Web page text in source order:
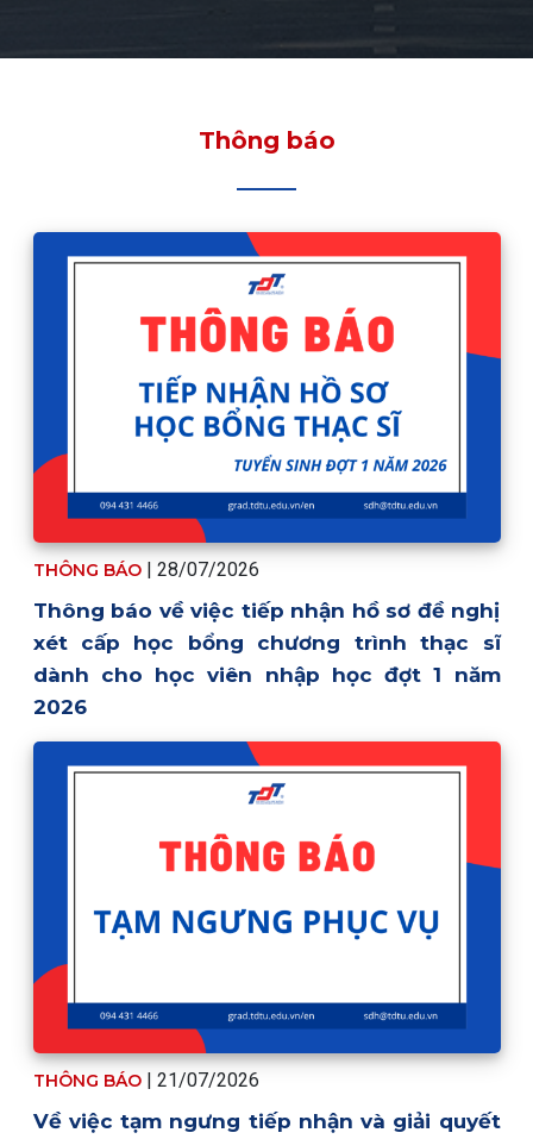
Thông báo
THÔNG BÁO | 28/07/2026
Thông báo về việc tiếp nhận hồ sơ đề nghị
xét cấp học bổng chương trình thạc sĩ
dành cho học viên nhập học đợt 1 năm
2026
THÔNG BÁO | 21/07/2026
Về việc tạm ngưng tiếp nhận và giải quyết